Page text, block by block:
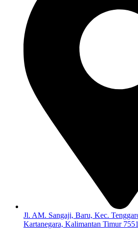
Jl. AM. Sangaji, Baru, Kec.
Kartanegara, Kalimantan Timur